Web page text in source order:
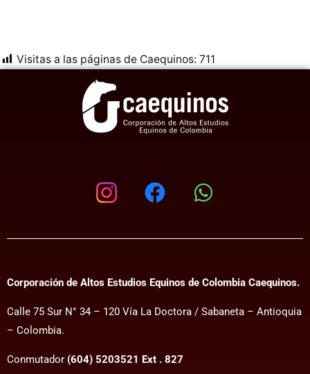
Visitas a las páginas de Caequinos: 711
Corporación de Altos Estudios Equinos de Colombia Caequinos.
Calle 75 Sur N° 34 – 120 Vía La Doctora / Sabaneta – Antioquia
– Colombia.
Conmutador (604) 5203521 Ext . 827